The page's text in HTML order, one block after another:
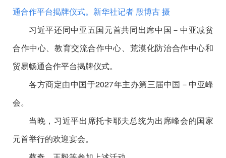
通合作平台揭牌仪式。 新华社记者 殷博古 摄
习近平还同中亚五国元首共同出席中国－中亚减贫
合作中心、教育交流合作中心、荒漠化防治合作中心和
贸易畅通合作平台揭牌仪式。
各方商定由中国于2027年主办第三届中国－中亚峰
会。
当晚，习近平出席托卡耶夫总统为出席峰会的国家
元首举行的欢迎宴会。